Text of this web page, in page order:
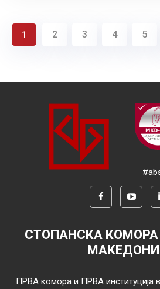
1 2 3 4 5
СТОПАНСКА КОМОРА
ПРВА комора и ПРВА институција